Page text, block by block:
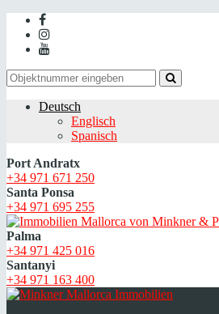
Deutsch
Englisch
Spanisch
Port Andratx
+34 971 671 250
Santa Ponsa
+34 971 695 255
Palma
+34 971 425 016
Santanyi
+34 971 163 400